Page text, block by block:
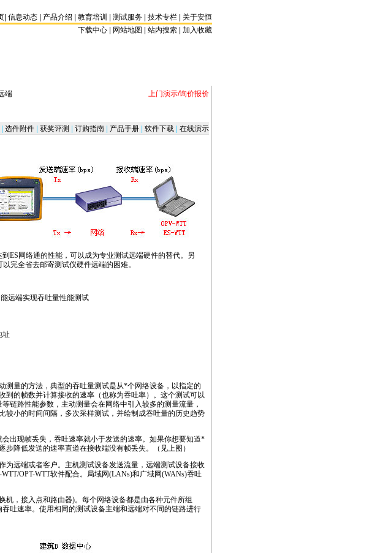
信息动态 产品介绍 教育培训 测试服务 技术专栏
关于安恒
下载中心 | 网站地图 | 站内搜索 加入收藏
端 上门演示/询价报价
选件附件 获奖评测 订购指南 产品手册 软件下载 在线演示
ES网络通的性能，可以成为专业测试远端硬件的替代。另
完全省去邮寄测试仪硬件远端的困难。
远端实现吞吐量性能测试
址
测量的方法，典型的吞吐量测试是从*个网络设备，以指定的
到的帧数并计算接收的速率（也称为吞吐率）。这个测试可以
链路性能参数，主动测量会在网络中引入较多的测量流量，
较小的时间间隔，多次采样测试，并绘制成吞吐量的历史趋势
出现帧丢失，吞吐速率就小于发送的速率。如果你想要知道*
步降低发送的速率直道在接收端没有帧丢失。（见上图）
为远端或者客户。主机测试设备发送流量，远端测试设备接收
OPT-WTT软件配合。局域网(LANs)和广域网(WANs)吞吐
，接入点和路由器)。每个网络设备都是由各种元件所组
吐速率。使用相同的测试设备主端和远端对不同的链路进行